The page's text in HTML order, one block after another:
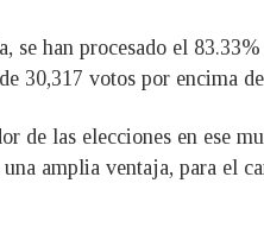
se han procesado el
30,317 votos por encima
de las elecciones en ese
amplia ventaja, para el